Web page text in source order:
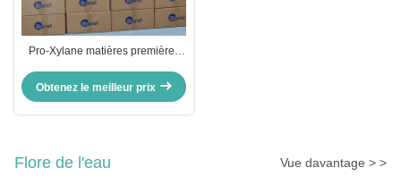
Pro-Xylane matières premières
Tétrahydropyrantriol anti-âge
raffermissant la peau
Obtenez le meilleur prix
Flore de l'eau Vue davantage > >